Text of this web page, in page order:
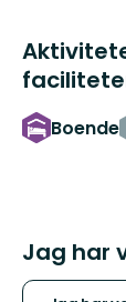
Boende
Jag har